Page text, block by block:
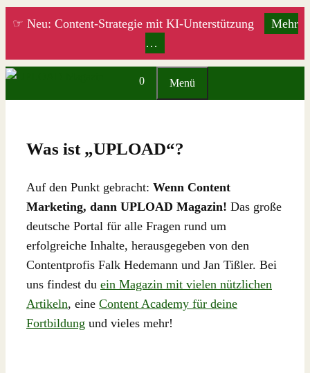
Zum
☞ Neu: Content-Strategie mit KI-Unterstützung
Mehr
…
0 Menü
Was ist „UPLOAD“?
Auf den Punkt gebracht: Wenn Content
Marketing, dann UPLOAD Magazin! Das große
deutsche Portal für alle Fragen rund um
erfolgreiche Inhalte, herausgegeben von den
Contentprofis Falk Hedemann und Jan Tißler. Bei
uns findest du ein Magazin mit vielen nützlichen
Artikeln, eine Content Academy für deine
Fortbildung und vieles mehr!